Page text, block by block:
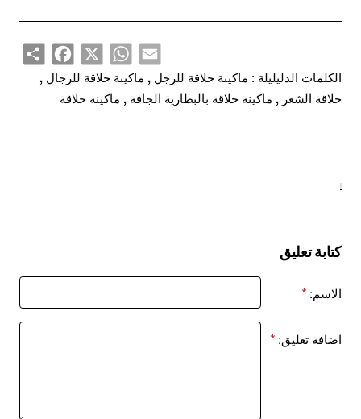
Share
Facebook X
WhatsApp Email
الكلمات الدليليلة : ماكينة حلاقة للرجل , ماكينة حلاقة للرجال ,
حلاقة الشعر , ماكينة حلاقة بالبطارية الجافة , ماكينة حلاقة
كتابة تعليق
الاسم:
اضافة تعليق: